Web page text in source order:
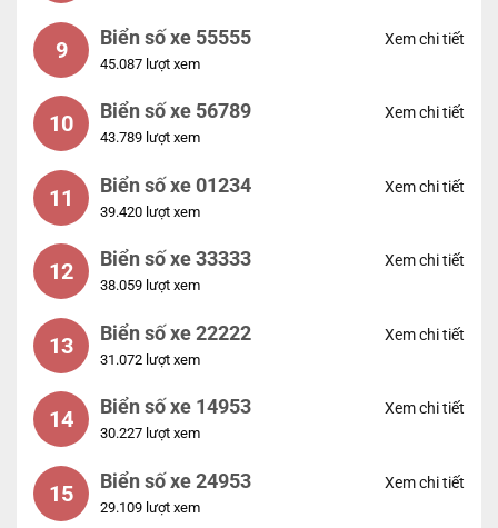
9 Biển số xe 55555
45.087 lượt xem
Xem chi tiết
10 Biển số xe 56789
43.789 lượt xem
Xem chi tiết
11 Biển số xe 01234
39.420 lượt xem
Xem chi tiết
12 Biển số xe 33333
38.059 lượt xem
Xem chi tiết
13 Biển số xe 22222
31.072 lượt xem
Xem chi tiết
14 Biển số xe 14953
30.227 lượt xem
Xem chi tiết
15 Biển số xe 24953
29.109 lượt xem
Xem chi tiết